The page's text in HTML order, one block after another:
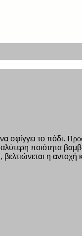
σφίγγει το πόδι.
ποιότητα
η αντοχή